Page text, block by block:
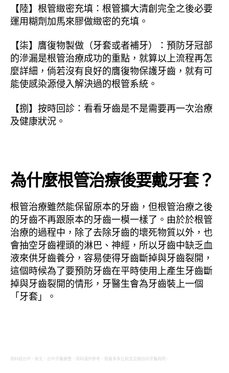
【陸】根管緻密充填：根管擴大清創完全之後必要
運用糊劑加馬來膠做緻密的充填。
【柒】膺復物製做（牙套或者補牙）：預防牙冠部
的滲漏是根管治療成功的重點，就算以上流程再怎
麼詳細，倘若沒有良好的膺復物保護牙齒，就有可
能使感染源侵入解決過的根管系統。
【捌】按時回診：看看牙齒是不是需要再一次治療
及健康狀況。
為什麼根管治療後要戴牙套？
根管治療雖然能保留原本的牙齒，但根管治療之後
的牙齒不再跟原本的牙齒一模一樣了。由於於根管
治療的過程中，除了去除牙齒的壞死物質以外，也
會抽空牙齒裡頭的淋巴、神經，所以牙齒中缺乏血
液來供牙齒養分，容易使得牙齒斷掉與牙齒裂開，
這個時候為了要預防牙齒在平時使用上產生牙齒斷
掉與牙齒裂開的情形，牙醫生會為牙齒裝上一個
「牙套」。
資料經台中、新北、台中牙醫彙整，資料僅供參考，推薦多多比較並且親自向牙醫詢問。